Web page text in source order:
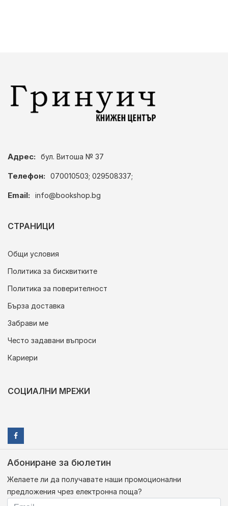
Адрес: бул. Витоша № 37
Телефон: 070010503; 029508337;
Email: info@bookshop.bg
СТРАНИЦИ
Общи условия
Политика за бисквитките
Политика за поверителност
Бърза доставка
Забрави ме
Често задавани въпроси
Кариери
СОЦИАЛНИ МРЕЖИ
Абониране за бюлетин
Желаете ли да получавате наши промоционални
предложения чрез електронна поща?